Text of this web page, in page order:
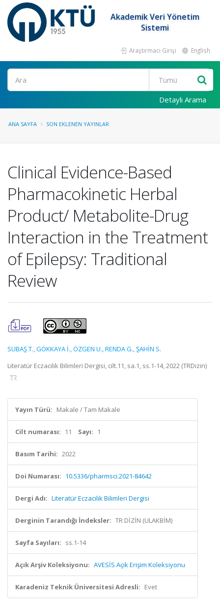
Akademik Veri Yönetim
Sistemi
Araştırmacı Girişi English
Ara
Detaylı Arama
ANA SAYFA SON EKLENEN YAYINLAR
Clinical Evidence-Based
Pharmacokinetic Herbal
Product/ Metabolite-Drug
Interaction in the Treatment
of Epilepsy: Traditional
Review
SUBAŞ T.,GÖKKAYA İ.,ÖZGEN U.,RENDA G.,ŞAHİN S.
Literatür Eczacılık Bilimleri Dergisi, cilt.11, sa.1, ss.1-14, 2022 (TRDizin)
Yayın Türü: Makale / Tam Makale
Cilt numarası: 11 Sayı: 1
Basım Tarihi: 2022
Doi Numarası: 10.5336/pharmsci.2021-84642
Dergi Adı: Literatür Eczacılık Bilimleri Dergisi
Derginin Tarandığı İndeksler: TR DİZİN (ULAKBİM)
Sayfa Sayıları: ss.1-14
Açık Arşiv Koleksiyonu: AVESİS Açık Erişim Koleksiyonu
Karadeniz Teknik Üniversitesi Adresli: Evet